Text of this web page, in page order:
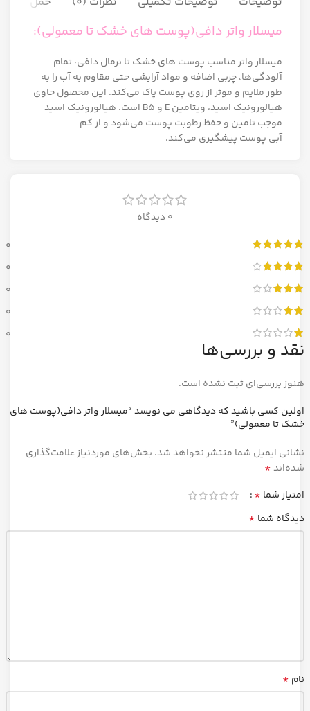
میسلار واتر دافی(پوست های خشک تا معمولی):
میسلار واتر مناسب پوست های خشک تا نرمال دافی، تمام
آلودگی‌ها، چربی اضافه و مواد آرایشی حتی مقاوم به آب را به
طور ملایم و موثر از روی پوست پاک می‌کند. این محصول حاوی
هیالورونیک اسید، ویتامین E و B5 است. هیالورونیک اسید
موجب تامین و حفظ رطوبت پوست می‌شود و از کم
آبی پوست پیشگیری می‌کند.
0 دیدگاه
0
0
0
0
0
نقد و بررسی‌ها
هنوز بررسی‌ای ثبت نشده است.
اولین کسی باشید که دیدگاهی می نویسد “میسلار واتر دافی(پوست های
خشک تا معمولی)”
نشانی ایمیل شما منتشر نخواهد شد. بخش‌های موردنیاز علامت‌گذاری
شده‌اند*
امتیاز شما *
دیدگاه شما *
نام *